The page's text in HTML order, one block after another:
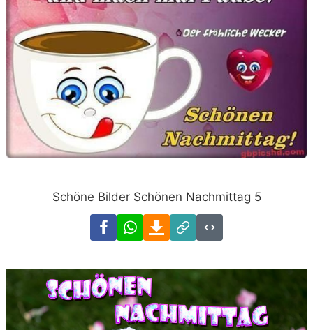
Schöne Bilder Schönen Nachmittag 5
FacebookWhatsAppDownload
Link
Code